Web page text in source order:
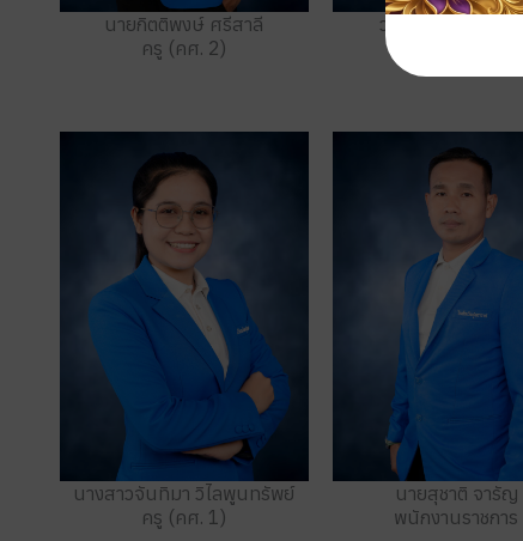
นายกิตติพงษ์ ศรีสาลี
ครู (คศ. 2)
ว่าที่ร้อยตรีสุดา เลงัง
นางสาวจันทิมา วิไลพูนทรัพย์
ครู (คศ. 1)
นายสุชาติ จารัญ
พนักงานราชการ